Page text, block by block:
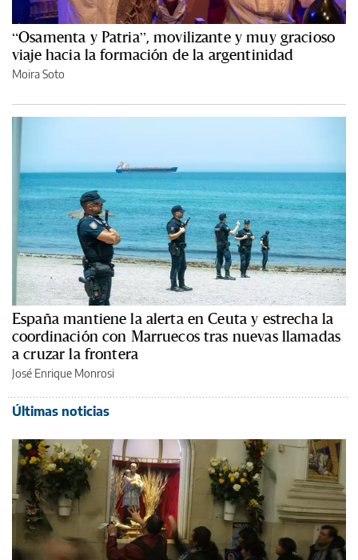
“Osamenta y Patria”, movilizante y muy gracioso
viaje hacia la formación de la argentinidad
Moira Soto
España mantiene la alerta en Ceuta y estrecha la
coordinación con Marruecos tras nuevas llamadas
a cruzar la frontera
José Enrique Monrosi
Últimas noticias